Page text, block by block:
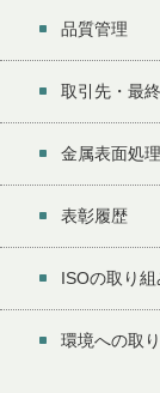
品質管理
取引先・最
金属表面処
表彰履歴
ISOの取り組
環境への取